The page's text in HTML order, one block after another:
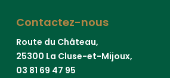
Contactez-nous
Route du Château,
25300 La Cluse-et-Mijoux,
03 81 69 47 95